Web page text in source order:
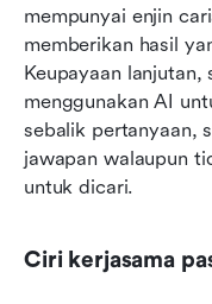
mempunyai enjin
memberikan hasil
Keupayaan
menggunakan AI
sebalik pertanyaan,
jawapan walaupun
untuk dicari.
Ciri kerjasama